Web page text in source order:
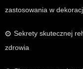
zastosowania w
Sekrety skutecznej
zdrowia